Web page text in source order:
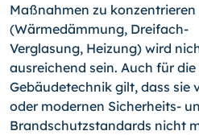
Maßnahmen zu konzentrieren
(Wärmedämmung, Dreifach-
Verglasung, Heizung) wird
ausreichend sein. Auch für die
Gebäudetechnik gilt, dass sie
oder modernen Sicherheits-
Brandschutzstandards nicht